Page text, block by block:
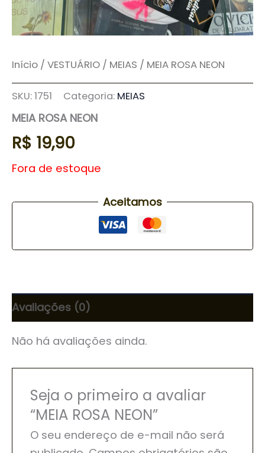
Início / VESTUÁRIO / MEIAS / MEIA ROSA NEON
SKU:1751 Categoria: MEIAS
MEIA ROSA NEON
R$ 19,90
Fora de estoque
Aceitamos
Avaliações (0)
Não há avaliações ainda.
Seja o primeiro a avaliar
“MEIA ROSA NEON”
O seu endereço de e-mail não será